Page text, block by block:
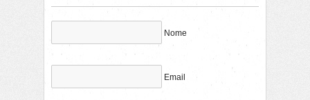
Nome
Email